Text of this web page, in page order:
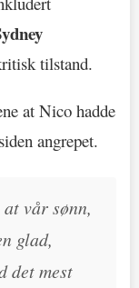
tilstand.
at Nico hadde
angrepet.
vår sønn,
glad,
det mest